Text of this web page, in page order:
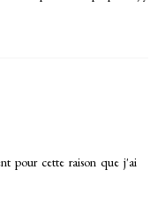
pour cette raison que j'ai